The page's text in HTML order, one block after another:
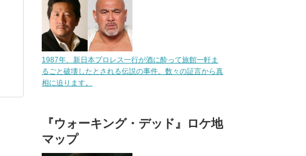
1987年、新日本プロレス一行が酒に酔って旅館一軒ま
るごと破壊したとされる伝説の事件。数々の証言から真
相に迫ります。
『ウォーキング・デッド』ロケ地
マップ